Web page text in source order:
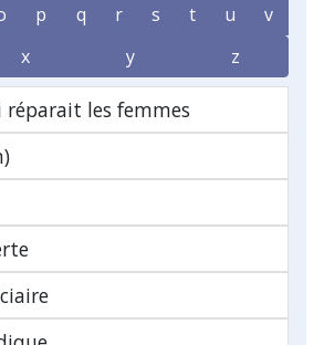
p q r s t u
v
x y z
réparait les femmes